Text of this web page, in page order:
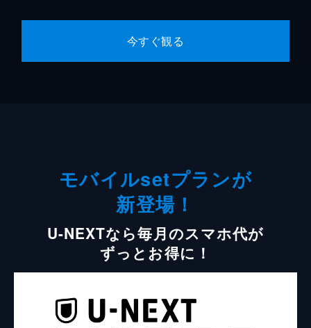
今すぐ観る
モバイルsetプランが
新登場！
U-NEXTなら毎月のスマホ代が
ずっとお得に！